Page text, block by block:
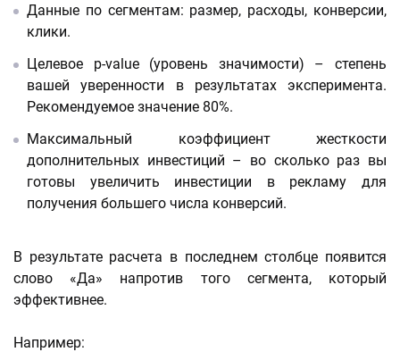
Данные по сегментам: размер, расходы, конверсии,
клики.
Целевое p-value (уровень значимости) – степень
вашей уверенности в результатах эксперимента.
Рекомендуемое значение 80%.
Максимальный коэффициент жесткости
дополнительных инвестиций – во сколько раз вы
готовы увеличить инвестиции в рекламу для
получения большего числа конверсий.
В результате расчета в последнем столбце появится
слово «Да» напротив того сегмента, который
эффективнее.
Например: